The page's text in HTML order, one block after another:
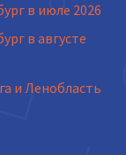
в июле 2026
в августе
и Ленобласть